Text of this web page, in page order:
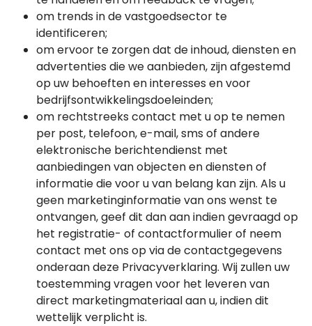
om trends in de vastgoedsector te
identificeren;
om ervoor te zorgen dat de inhoud, diensten en
advertenties die we aanbieden, zijn afgestemd
op uw behoeften en interesses en voor
bedrijfsontwikkelingsdoeleinden;
om rechtstreeks contact met u op te nemen
per post, telefoon, e-mail, sms of andere
elektronische berichtendienst met
aanbiedingen van objecten en diensten of
informatie die voor u van belang kan zijn. Als u
geen marketinginformatie van ons wenst te
ontvangen, geef dit dan aan indien gevraagd op
het registratie- of contactformulier of neem
contact met ons op via de contactgegevens
onderaan deze Privacyverklaring. Wij zullen uw
toestemming vragen voor het leveren van
direct marketingmateriaal aan u, indien dit
wettelijk verplicht is.